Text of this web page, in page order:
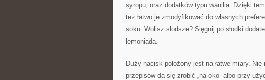
syropu, oraz dodatków typu wanilia. Dzięki
też łatwo je zmodyfikować do własnych
soku. Wolisz słodsze? Sięgnij po słodki
lemoniadą.
Duży nacisk położony jest na łatwe miary.
przepisów da się zrobić „na oko” albo przy